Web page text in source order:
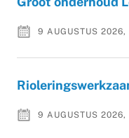
9 AUGUSTUS 2026,
9 AUGUSTUS 2026,